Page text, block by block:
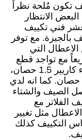
تكون مٌلحة نظراً
الانتظار
فني تكييف
بالجيزة. مع توفر
التي
مع تواجد قطع
غيار. لمختلف طرازات تكييف الهواء كاريير 1.5 حصان،
2.25 حصان، 3 حصان، 4 حصان، 5 حصان. كما انه لدي
الصيف والشتاء
الفلاتر مع
مثل تغيير
التكييف كذلك